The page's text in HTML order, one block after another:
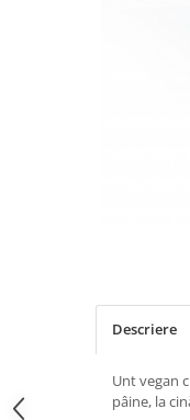
Descriere
Unt vegan
pâine, la